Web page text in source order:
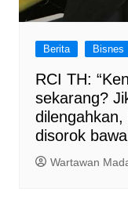
Berita Bisnes
RCI TH:
sekarang?
disorok
Wartawan